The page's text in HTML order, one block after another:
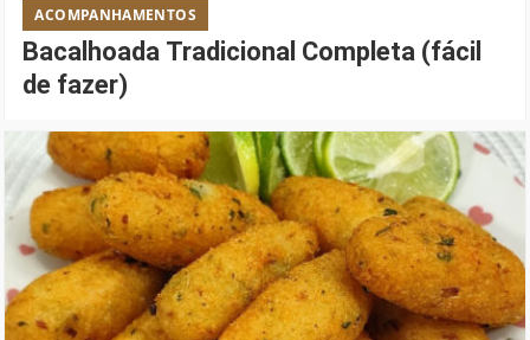
ACOMPANHAMENTOS
Bacalhoada Tradicional Completa (fácil
de fazer)